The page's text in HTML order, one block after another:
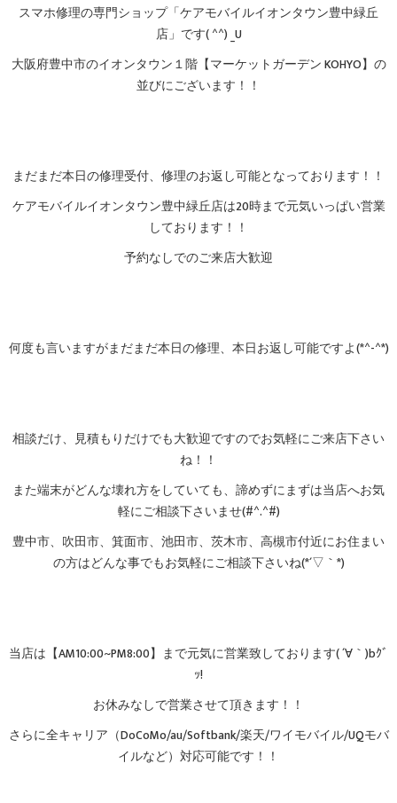
スマホ修理の専門ショップ「ケアモバイルイオンタウン豊中緑丘
店」です( ^^) _U
大阪府豊中市のイオンタウン１階【マーケットガーデン KOHYO】の
並びにございます！！
まだまだ本日の修理受付、修理のお返し可能となっております！！
ケアモバイルイオンタウン豊中緑丘店は20時まで元気いっぱい営業
しております！！
予約なしでのご来店大歓迎
何度も言いますがまだまだ本日の修理、本日お返し可能ですよ(*^-^*)
相談だけ、見積もりだけでも大歓迎ですのでお気軽にご来店下さい
ね！！
また端末がどんな壊れ方をしていても、諦めずにまずは当店へお気
軽にご相談下さいませ(#^.^#)
豊中市、吹田市、箕面市、池田市、茨木市、高槻市付近にお住まい
の方はどんな事でもお気軽にご相談下さいね(*´▽｀*)
当店は【AM10:00~PM8:00】まで元気に営業致しております( ´∀｀)bｸﾞ
ｯ!
お休みなしで営業させて頂きます！！
さらに全キャリア（DoCoMo/au/Softbank/楽天/ワイモバイル/UQモバ
イルなど）対応可能です！！